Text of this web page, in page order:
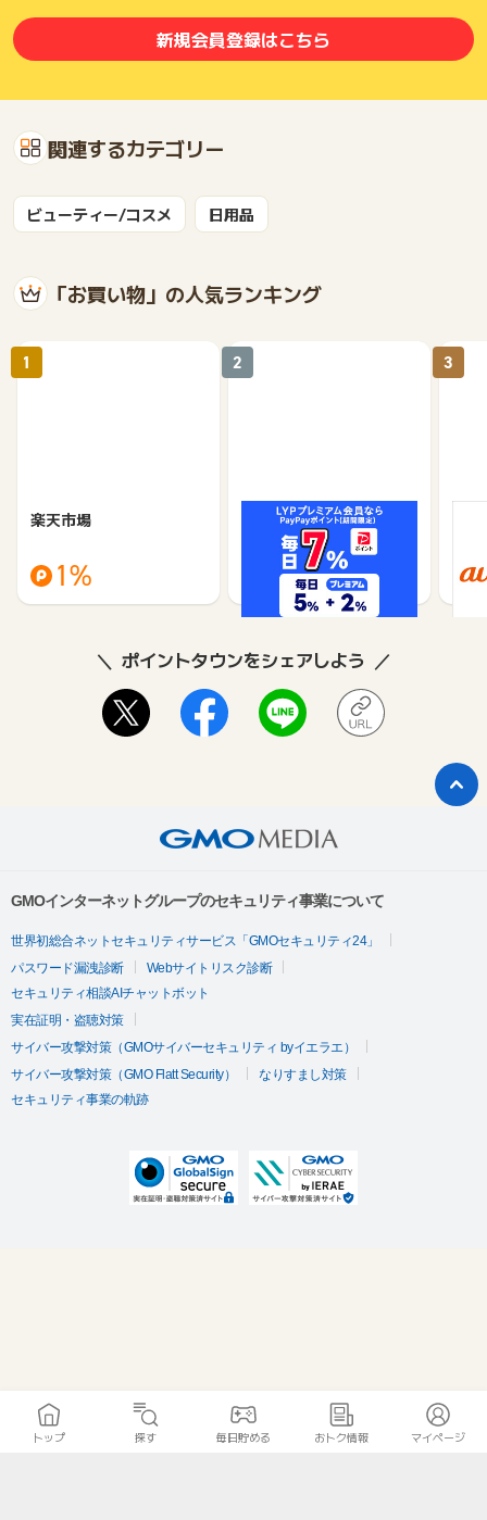
新規会員登録はこちら
関連するカテゴリー
ビューティー/コスメ 日用品
「お買い物」の人気ランキング
楽天市場
1%
1
Yahoo!ショッピング
1%
2 3
ポイントタウンをシェアしよう
GMOインターネットグループのセキュリティ事業について
世界初総合ネットセキュリティサービス「GMOセキュリティ24」
パスワード漏洩診断
Webサイトリスク診断
セキュリティ相談AIチャットボット
実在証明・盗聴対策
サイバー攻撃対策（GMOサイバーセキュリティ byイエラエ）
サイバー攻撃対策（GMO Flatt Security）
なりすまし対策
セキュリティ事業の軌跡
トップ 探す 毎日貯める おトク情報 マイページ